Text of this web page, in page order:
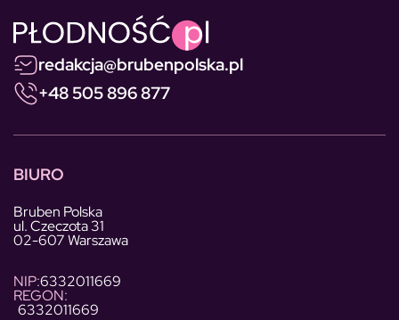
redakcja@brubenpolska.pl
+48 505 896 877
BIURO
Bruben Polska
ul. Czeczota 31
02-607 Warszawa
NIP:6332011669
REGON:
6332011669